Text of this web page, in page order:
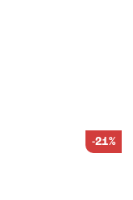
-21%